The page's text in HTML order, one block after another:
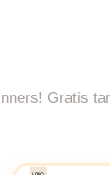
Gratis